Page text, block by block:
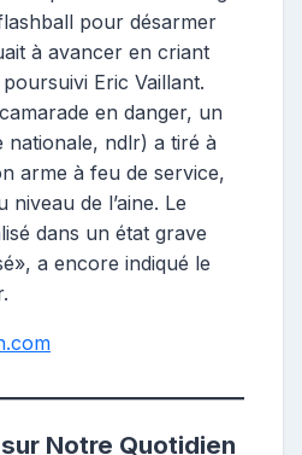
pour désarmer
à avancer en criant
Eric Vaillant.
en danger, un
nationale, ndlr) a tiré à
arme à feu de service,
niveau de l’aine. Le
dans un état grave
a encore indiqué le
Notre Quotidien